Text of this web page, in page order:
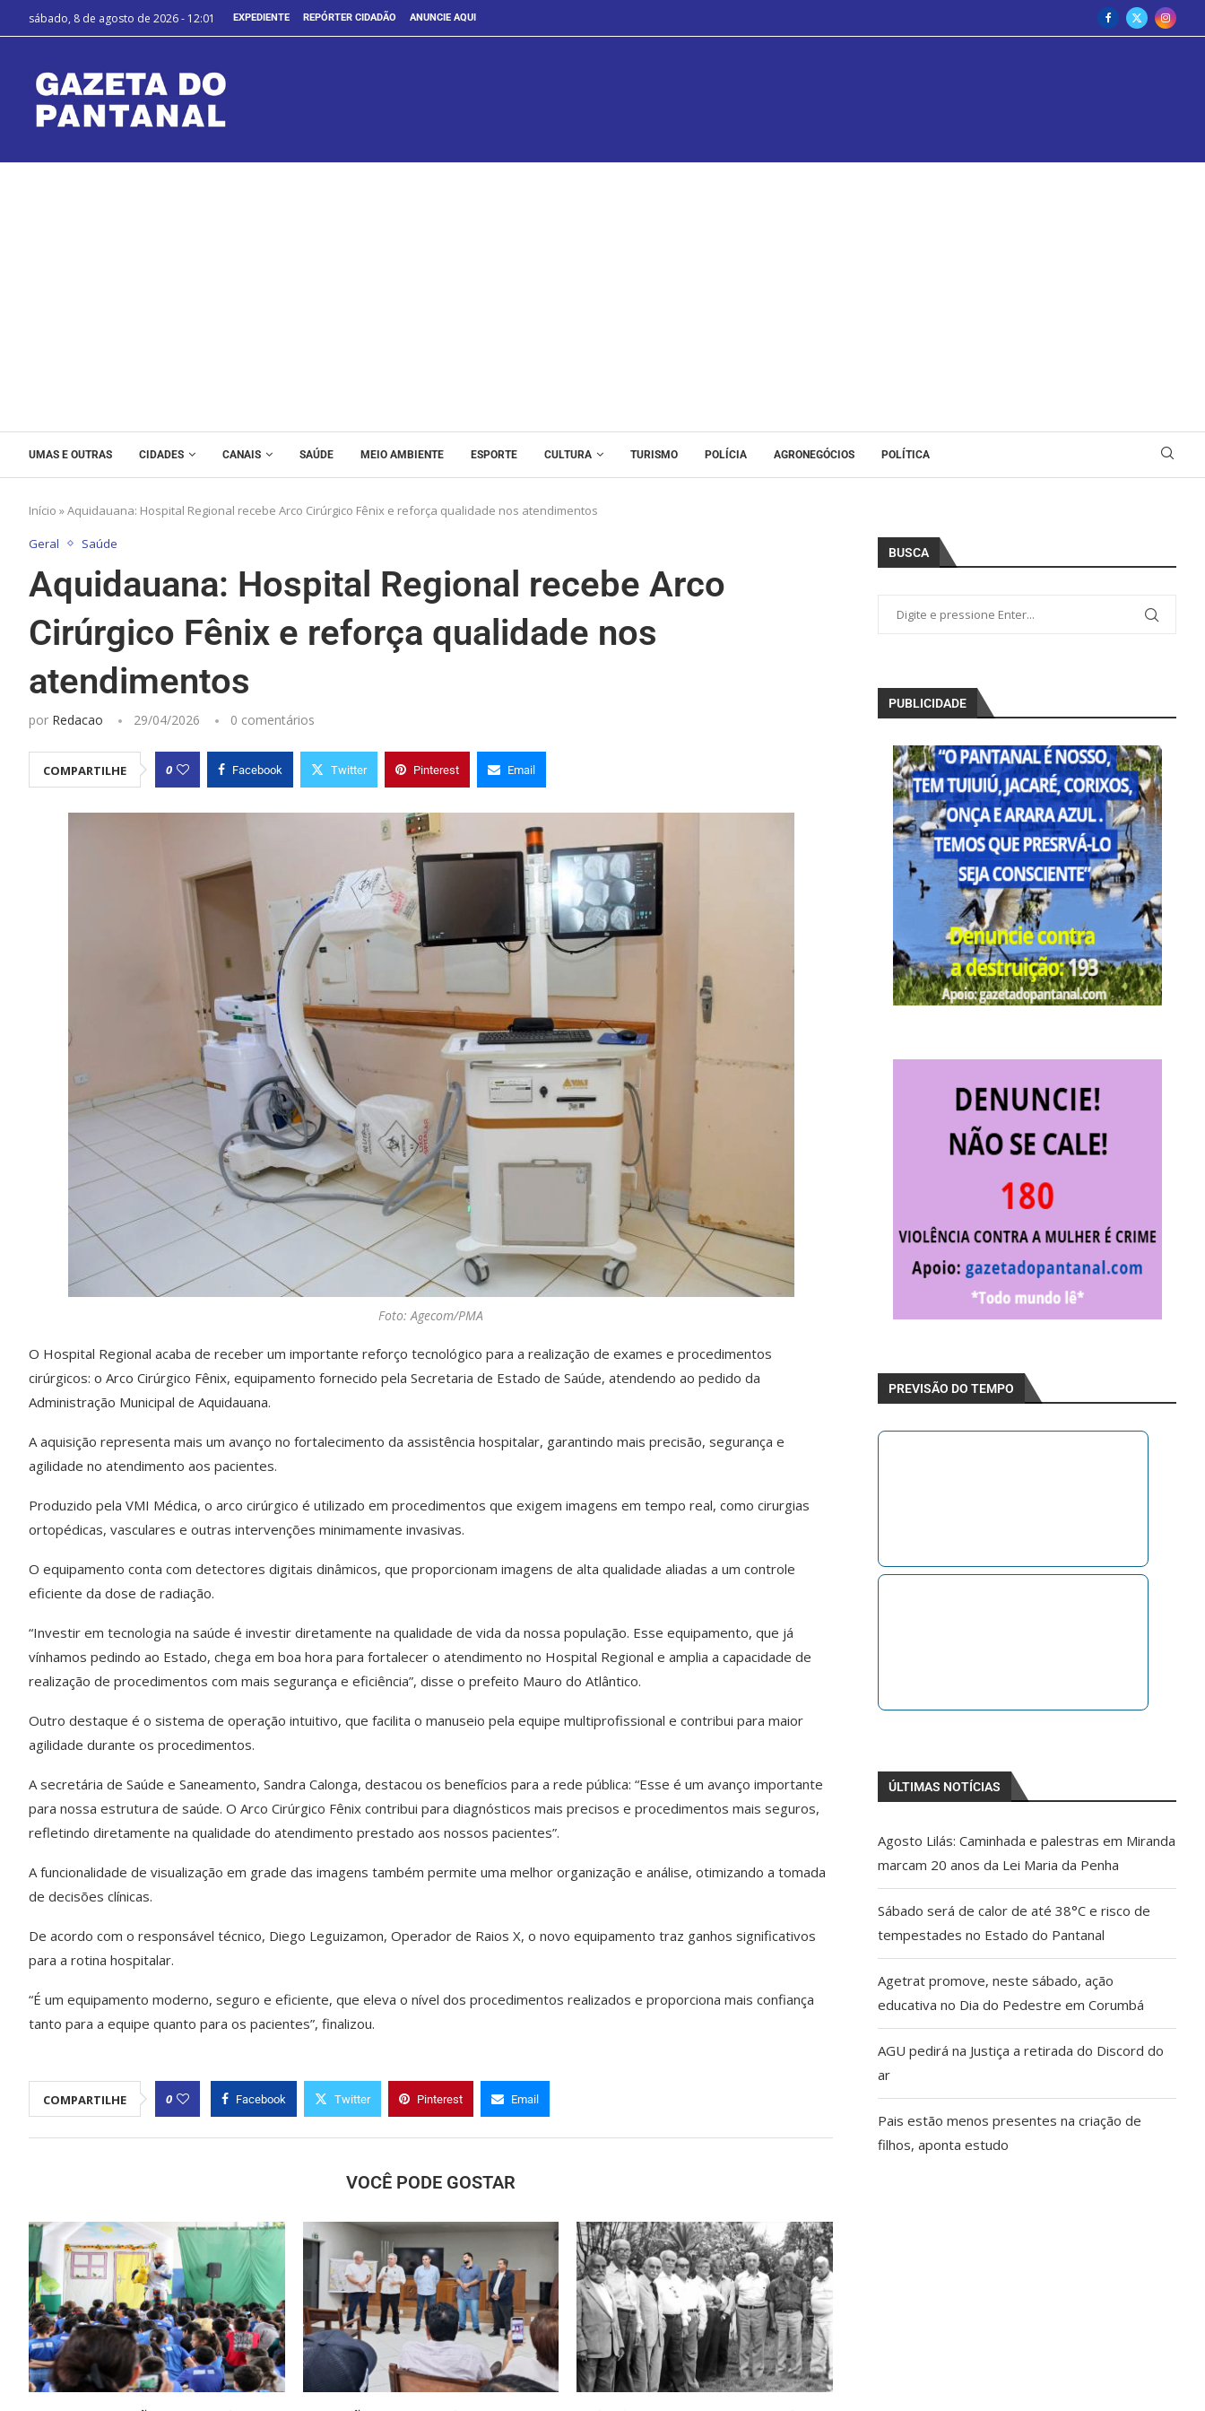
sábado, 8 de agosto de 2026 - 12:01 EXPEDIENTE REPÓRTER CIDADÃO ANUNCIE AQUI
UMAS E OUTRAS CIDADES CANAIS SAÚDE MEIO AMBIENTE ESPORTE CULTURA TURISMO POLÍCIA AGRONEGÓCIOS POLÍTICA
Início »Aquidauana: Hospital Regional recebe Arco Cirúrgico Fênix e reforça qualidade nos atendimentos
Geral Saúde
Aquidauana: Hospital Regional recebe Arco
Cirúrgico Fênix e reforça qualidade nos
atendimentos
por Redacao 29/04/2026 0 comentários
COMPARTILHE 0 Facebook Twitter Pinterest Email
Foto: Agecom/PMA
O Hospital Regional acaba de receber um importante reforço tecnológico para a realização de exames e procedimentos
cirúrgicos: o Arco Cirúrgico Fênix, equipamento fornecido pela Secretaria de Estado de Saúde, atendendo ao pedido da
Administração Municipal de Aquidauana.
A aquisição representa mais um avanço no fortalecimento da assistência hospitalar, garantindo mais precisão, segurança e
agilidade no atendimento aos pacientes.
Produzido pela VMI Médica, o arco cirúrgico é utilizado em procedimentos que exigem imagens em tempo real, como cirurgias
ortopédicas, vasculares e outras intervenções minimamente invasivas.
O equipamento conta com detectores digitais dinâmicos, que proporcionam imagens de alta qualidade aliadas a um controle
eficiente da dose de radiação.
“Investir em tecnologia na saúde é investir diretamente na qualidade de vida da nossa população. Esse equipamento, que já
vínhamos pedindo ao Estado, chega em boa hora para fortalecer o atendimento no Hospital Regional e amplia a capacidade de
realização de procedimentos com mais segurança e eficiência”, disse o prefeito Mauro do Atlântico.
Outro destaque é o sistema de operação intuitivo, que facilita o manuseio pela equipe multiprofissional e contribui para maior
agilidade durante os procedimentos.
A secretária de Saúde e Saneamento, Sandra Calonga, destacou os benefícios para a rede pública: “Esse é um avanço importante
para nossa estrutura de saúde. O Arco Cirúrgico Fênix contribui para diagnósticos mais precisos e procedimentos mais seguros,
refletindo diretamente na qualidade do atendimento prestado aos nossos pacientes”.
A funcionalidade de visualização em grade das imagens também permite uma melhor organização e análise, otimizando a tomada
de decisões clínicas.
De acordo com o responsável técnico, Diego Leguizamon, Operador de Raios X, o novo equipamento traz ganhos significativos
para a rotina hospitalar.
“É um equipamento moderno, seguro e eficiente, que eleva o nível dos procedimentos realizados e proporciona mais confiança
tanto para a equipe quanto para os pacientes”, finalizou.
COMPARTILHE 0 Facebook Twitter Pinterest Email
VOCÊ PODE GOSTAR
BUSCA
PUBLICIDADE
PREVISÃO DO TEMPO
ÚLTIMAS NOTÍCIAS
Agosto Lilás: Caminhada e palestras em Miranda
marcam 20 anos da Lei Maria da Penha
Sábado será de calor de até 38°C e risco de
tempestades no Estado do Pantanal
Agetrat promove, neste sábado, ação
educativa no Dia do Pedestre em Corumbá
AGU pedirá na Justiça a retirada do Discord do
ar
Pais estão menos presentes na criação de
filhos, aponta estudo